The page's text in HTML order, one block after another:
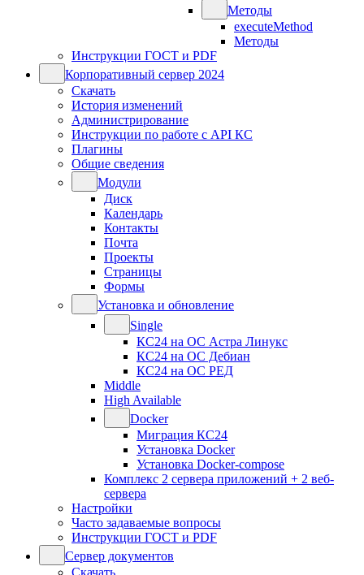
Методы
executeMethod
Методы
Инструкции ГОСТ и PDF
Корпоративный сервер 2024
Скачать
История изменений
Администрирование
Инструкции по работе с API КС
Плагины
Общие сведения
Модули
Диск
Календарь
Контакты
Почта
Проекты
Страницы
Формы
Установка и обновление
Single
КС24 на ОС Астра Линукс
КС24 на ОС Дебиан
КС24 на ОС РЕД
Middle
High Available
Docker
Миграция КС24
Установка Docker
Установка Docker-compose
Комплекс 2 сервера приложений + 2 веб-
сервера
Настройки
Часто задаваемые вопросы
Инструкции ГОСТ и PDF
Сервер документов
Скачать